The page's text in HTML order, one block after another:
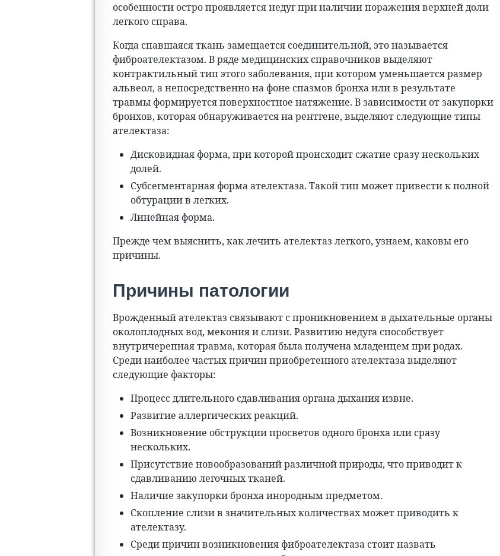
особенности остро проявляется недуг при наличии поражения верхней доли
легкого справа.
Когда спавшаяся ткань замещается соединительной, это называется
фиброателектазом. В ряде медицинских справочников выделяют
контрактильный тип этого заболевания, при котором уменьшается размер
альвеол, а непосредственно на фоне спазмов бронха или в результате
травмы формируется поверхностное натяжение. В зависимости от закупорки
бронхов, которая обнаруживается на рентгене, выделяют следующие типы
ателектаза:
Дисковидная форма, при которой происходит сжатие сразу нескольких
долей.
Субсегментарная форма ателектаза. Такой тип может привести к полной
обтурации в легких.
Линейная форма.
Прежде чем выяснить, как лечить ателектаз легкого, узнаем, каковы его
причины.
Причины патологии
Врожденный ателектаз связывают с проникновением в дыхательные органы
околоплодных вод, мекония и слизи. Развитию недуга способствует
внутричерепная травма, которая была получена младенцем при родах.
Среди наиболее частых причин приобретенного ателектаза выделяют
следующие факторы:
Процесс длительного сдавливания органа дыхания извне.
Развитие аллергических реакций.
Возникновение обструкции просветов одного бронха или сразу
нескольких.
Присутствие новообразований различной природы, что приводит к
сдавливанию легочных тканей.
Наличие закупорки бронха инородным предметом.
Скопление слизи в значительных количествах может приводить к
ателектазу.
Среди причин возникновения фиброателектаза стоит назвать